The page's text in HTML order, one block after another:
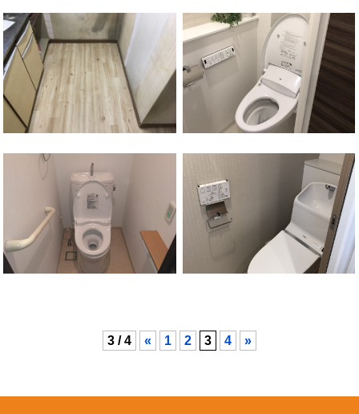
保土ケ谷区天王町駅 上星川駅 保土ケ谷区
保土ケ谷区 西横浜駅
3 / 4 « 1 2 3 4 »